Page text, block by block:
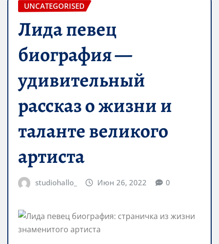
UNCATEGORISED
Лида певец
биография —
удивительный
рассказ о жизни и
таланте великого
артиста
studiohallo_ Июн 26, 2022 0